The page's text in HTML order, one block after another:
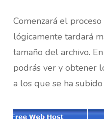
Comenzará el
lógicamente tardará
tamaño del archivo.
podrás ver y obtener
a los que se ha